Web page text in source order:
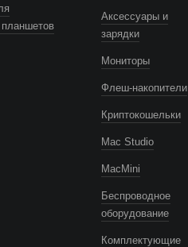
Аксессуары и
зарядки
Мониторы
Флеш-накопители
Криптокошельки
Mac Studio
MacMini
Беспроводное
оборудование
Комплектующие